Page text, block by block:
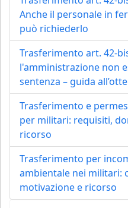
Anche il personale in
può richiederlo
Trasferimento art. 42-
l'amministrazione non
sentenza – guida
Trasferimento e
per militari: requisiti,
ricorso
Trasferimento per
ambientale nei militari:
motivazione e ricorso